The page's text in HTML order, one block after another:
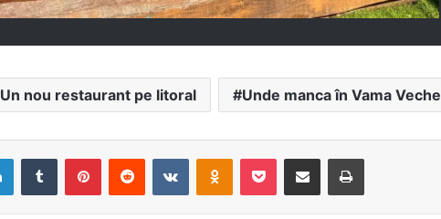
Un nou restaurant pe litoral Unde manca în Vama Veche
LinkedInTumblr PinterestReddit VKontakteOdnoklassniki
Pocket Share via Email Print